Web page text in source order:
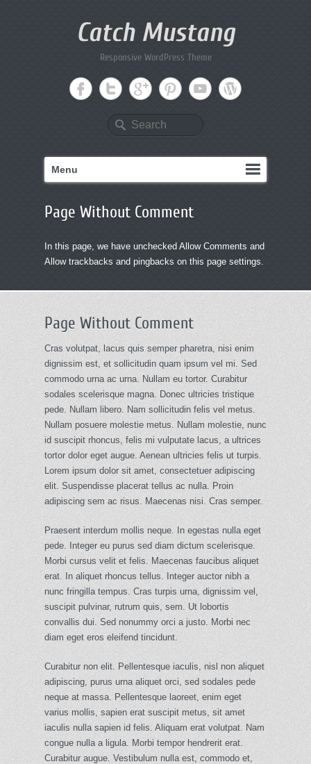
Catch Mustang
Responsive WordPress Theme
Search
Menu
Page Without Comment
In this page, we have unchecked Allow Comments and
Allow trackbacks and pingbacks on this page settings.
Page Without Comment
Cras volutpat, lacus quis semper pharetra, nisi enim
dignissim est, et sollicitudin quam ipsum vel mi. Sed
commodo urna ac urna. Nullam eu tortor. Curabitur
sodales scelerisque magna. Donec ultricies tristique
pede. Nullam libero. Nam sollicitudin felis vel metus.
Nullam posuere molestie metus. Nullam molestie, nunc
id suscipit rhoncus, felis mi vulputate lacus, a ultrices
tortor dolor eget augue. Aenean ultricies felis ut turpis.
Lorem ipsum dolor sit amet, consectetuer adipiscing
elit. Suspendisse placerat tellus ac nulla. Proin
adipiscing sem ac risus. Maecenas nisi. Cras semper.
Praesent interdum mollis neque. In egestas nulla eget
pede. Integer eu purus sed diam dictum scelerisque.
Morbi cursus velit et felis. Maecenas faucibus aliquet
erat. In aliquet rhoncus tellus. Integer auctor nibh a
nunc fringilla tempus. Cras turpis urna, dignissim vel,
suscipit pulvinar, rutrum quis, sem. Ut lobortis
convallis dui. Sed nonummy orci a justo. Morbi nec
diam eget eros eleifend tincidunt.
Curabitur non elit. Pellentesque iaculis, nisl non aliquet
adipiscing, purus urna aliquet orci, sed sodales pede
neque at massa. Pellentesque laoreet, enim eget
varius mollis, sapien erat suscipit metus, sit amet
iaculis nulla sapien id felis. Aliquam erat volutpat. Nam
congue nulla a ligula. Morbi tempor hendrerit erat.
Curabitur augue. Vestibulum nulla est, commodo et,